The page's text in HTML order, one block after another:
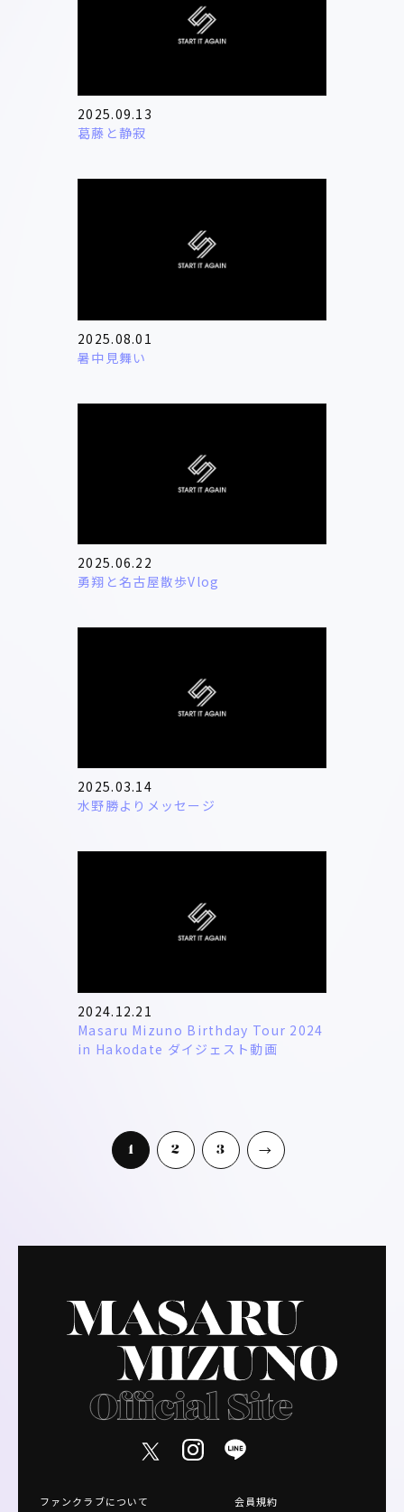
2025.09.13
葛藤と静寂
2025.08.01
暑中見舞い
2025.06.22
勇翔と名古屋散歩Vlog
2025.03.14
水野勝よりメッセージ
2024.12.21
Masaru Mizuno Birthday Tour 2024
in Hakodate ダイジェスト動画
1 2 3
ファンクラブについて 会員規約